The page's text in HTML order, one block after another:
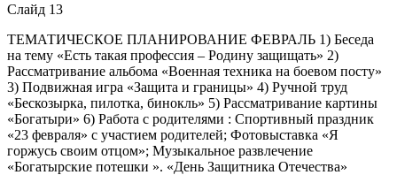
Слайд 13
ТЕМАТИЧЕСКОЕ ПЛАНИРОВАНИЕ ФЕВРАЛЬ 1) Беседа
на тему «Есть такая профессия – Родину защищать» 2)
Рассматривание альбома «Военная техника на боевом посту»
3) Подвижная игра «Защита и границы» 4) Ручной труд
«Бескозырка, пилотка, бинокль» 5) Рассматривание картины
«Богатыри» 6) Работа с родителями : Спортивный праздник
«23 февраля» с участием родителей; Фотовыставка «Я
горжусь своим отцом»; Музыкальное развлечение
«Богатырские потешки ». «День Защитника Отечества»